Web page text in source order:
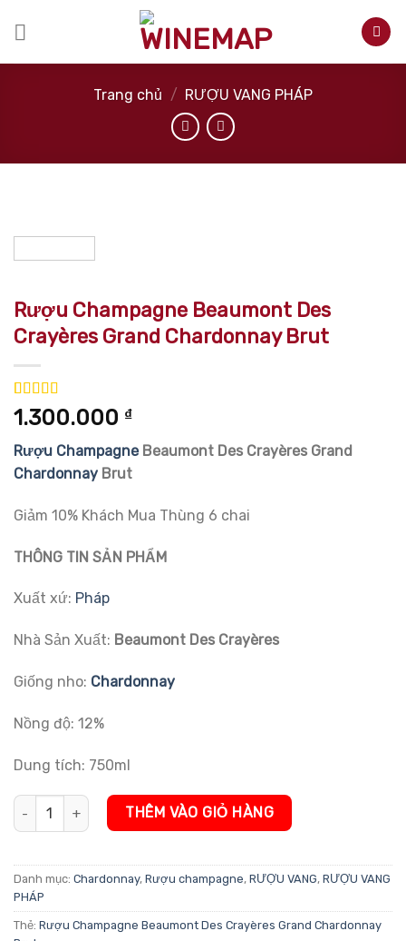
Trang chủ / RƯỢU VANG PHÁP
Rượu Champagne Beaumont Des
Crayères Grand Chardonnay Brut
5.00trên 5
dựa trên
2
1.300.000 ₫
Rượu ChampagneBeaumont Des Crayères Grand
Chardonnay Brut
Giảm 10% Khách Mua Thùng 6 chai
THÔNG TIN SẢN PHẨM
Xuất xứ: Pháp
Nhà Sản Xuất: Beaumont Des Crayères
Giống nho: Chardonnay
Nồng độ: 12%
Dung tích: 750ml
Rượu Champagne Beaumont Des Crayères Grand Chardonnay
THÊM VÀO GIỎ HÀNG
Danh mục: Chardonnay, Rượu champagne, RƯỢU VANG, RƯỢU VANG
PHÁP
Thẻ: Rượu Champagne Beaumont Des Crayères Grand Chardonnay